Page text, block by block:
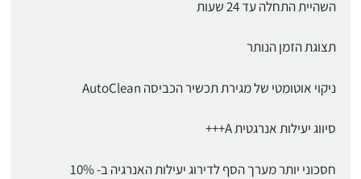
השהיית התחלה עד 24 שעות
תצוגת הזמן הנותר
ניקוי אוטומטי של מגירת תכשיר הכביסה AutoClean
סיווג יעילות אנרגטית A+++
חסכוני יותר מערך הסף לדירוג יעילות האנרגיה ב- 10%